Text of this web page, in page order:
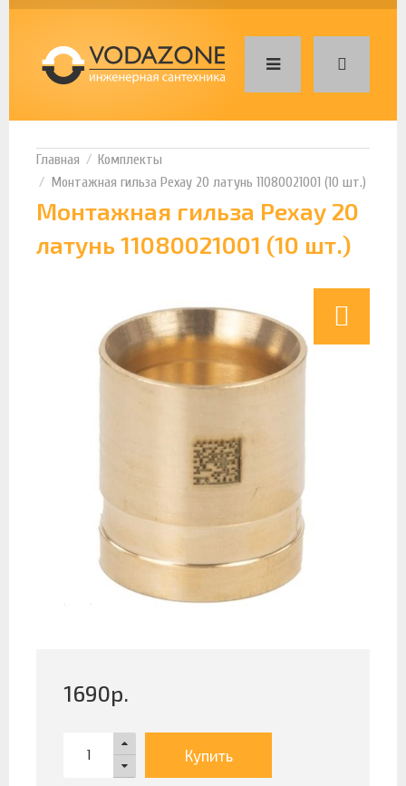
Комплекты
Монтажная гильза Рехау 20 латунь 11080021001 (10 шт.)
Монтажная гильза Рехау 20
латунь 11080021001 (10 шт.)
1690р.
Купить